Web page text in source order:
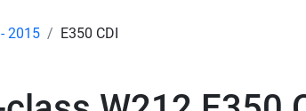
2015 E350 CDI